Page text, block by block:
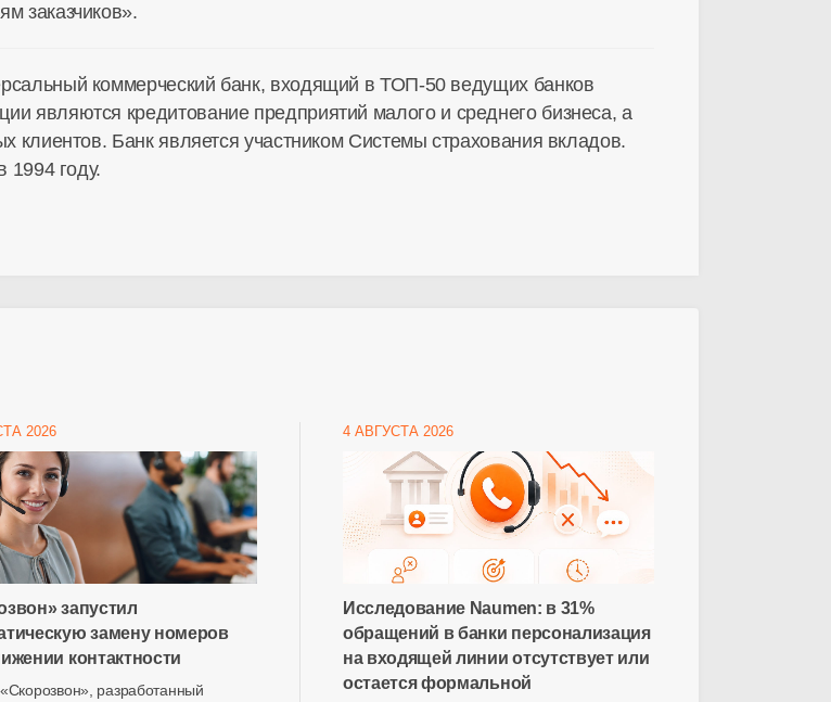
заказчиков».
коммерческий банк, входящий в ТОП-50 ведущих банков
являются кредитование предприятий малого и среднего бизнеса, а
клиентов. Банк является участником Системы страхования вкладов.
1994 году.
2026
запустил
замену номеров
контактности
разработанный
4 АВГУСТА 2026
Исследование Naumen: в 31%
обращений в банки персонализация
на входящей линии отсутствует или
остается формальной